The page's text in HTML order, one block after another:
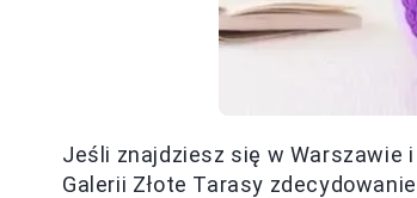
Jeśli znajdziesz się w Warszawie
Galerii Złote Tarasy